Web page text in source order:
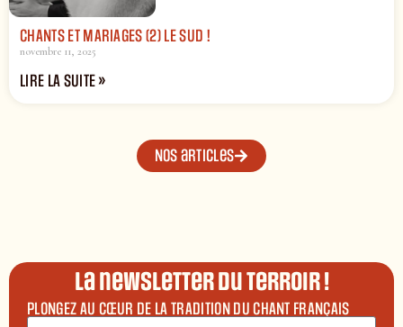
CHANTS ET MARIAGES (2) LE SUD !
novembre 11, 2025
LIRE LA SUITE »
Nos articles
La newsletter du terroir !
PLONGEZ AU CŒUR DE LA TRADITION DU CHANT FRANÇAIS